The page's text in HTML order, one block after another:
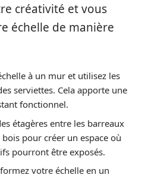
créativité et vous
échelle de manière
à un mur et utilisez les
serviettes. Cela apporte une
fonctionnel.
étagères entre les barreaux
pour créer un espace où
pourront être exposés.
votre échelle en un